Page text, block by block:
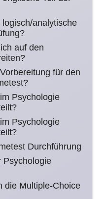
analytische
auf den
für den
Psychologie
Psychologie
Durchführung
Psychologie
die Multiple-Choice